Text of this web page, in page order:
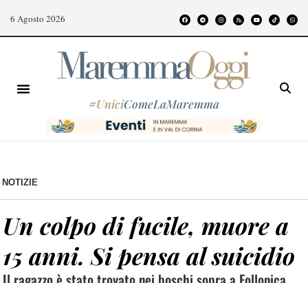
6 Agosto 2026
#UniciComeLaMaremma
NOTIZIE
Un colpo di fucile, muore a
15 anni. Si pensa al suicidio